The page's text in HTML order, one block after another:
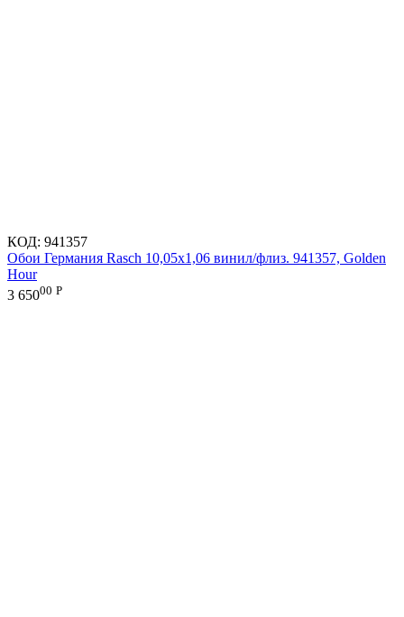
КОД: 941357
Обои Германия Rasch 10,05x1,06 винил/флиз. 941357, Golden
Hour
3 65000 Р